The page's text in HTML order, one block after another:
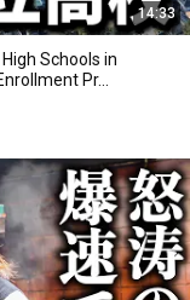
14:33
Schools in
Pr...